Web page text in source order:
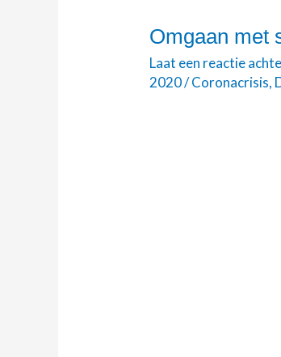
Omgaan met
Laat een reactie
2020/Coronacrisis,
Omgaan
met
schermtijd